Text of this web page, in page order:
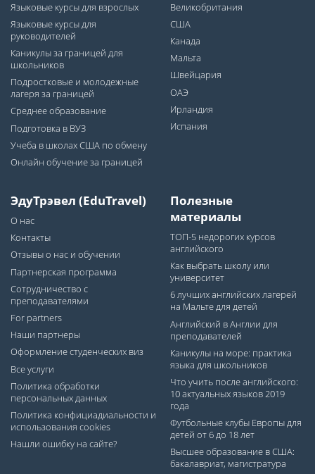
Языковые курсы для взрослых
Языковые курсы для
руководителей
Каникулы за границей для
школьников
Подростковые и молодежные
лагеря за границей
Среднее образование
Подготовка в ВУЗ
Учеба в школах США по обмену
Онлайн обучение за границей
Великобритания
США
Канада
Мальта
Швейцария
ОАЭ
Ирландия
Испания
ЭдуТрэвел (EduTravel)
О нас
Контакты
Отзывы о нас и обучении
Партнерская программа
Сотрудничество с
преподавателями
For partners
Наши партнеры
Оформление студенческих виз
Все услуги
Политика обработки
персональных данных
Политика конфициадиальности и
использования cookies
Нашли ошибку на сайте?
Полезные
материалы
ТОП-5 недорогих курсов
английского
Как выбрать школу или
университет
6 лучших английских лагерей
на Мальте для детей
Английский в Англии для
преподавателей
Каникулы на море: практика
языка для школьников
Что учить после английского:
10 актуальных языков 2019
года
Футбольные клубы Европы для
детей от 6 до 18 лет
Высшее образование в США:
бакалавриат, магистратура